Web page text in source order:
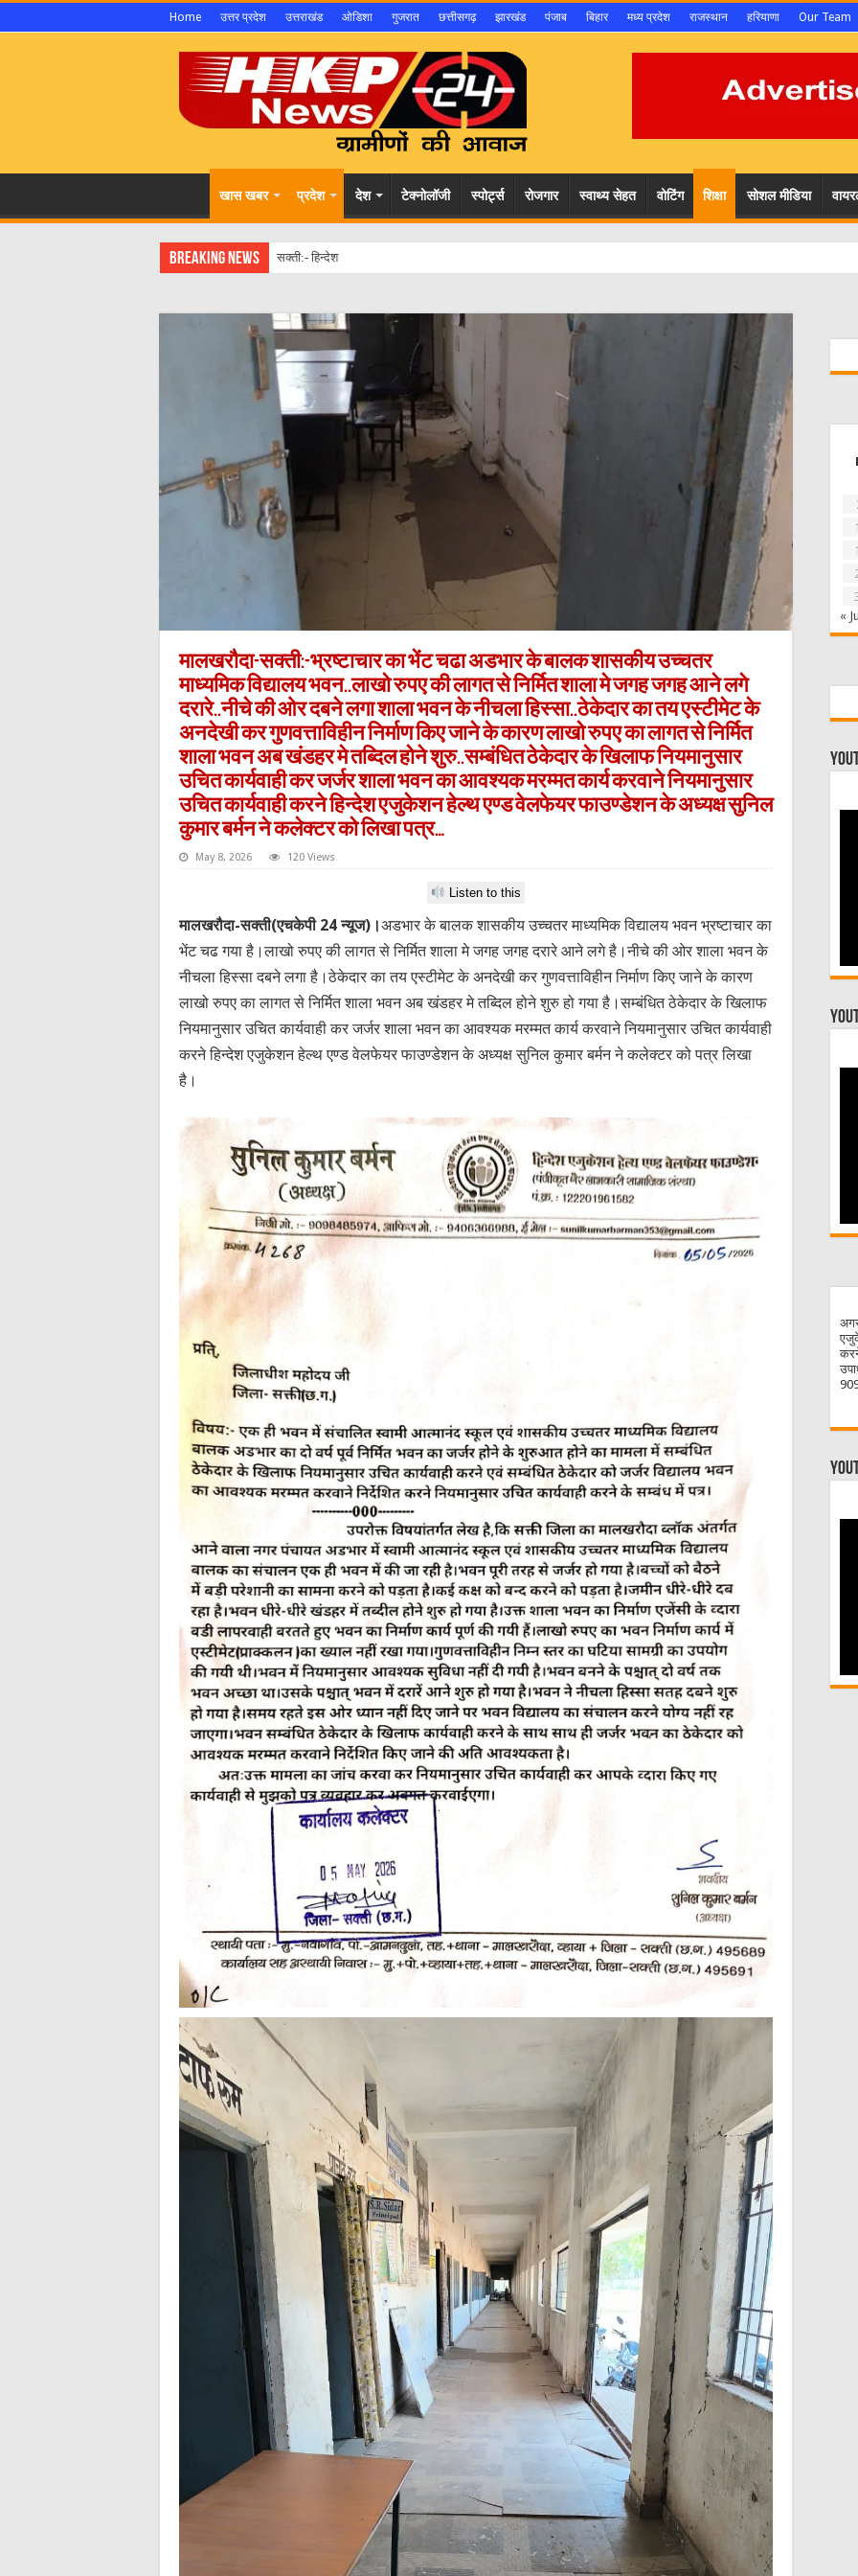
Home उत्तर प्रदेश उत्तराखंड ओडिशा गुजरात छत्तीसगढ़ झारखंड पंजाब बिहार मध्य प्रदेश राजस्थान हरियाणा Our Team
खास खबर प्रदेश देश टेक्नोलॉजी स्पोर्ट्स रोजगार स्वाथ्य सेहत वोटिंग शिक्षा सोशल मीडिया
Breaking News सक्ती:- हिन्देश एजुकेशन हेल्थ एण्ड वेलफेयर फाउण्डेशन के अध्यक्ष सुनिल कुमार बर्मन ने लोक स्वास्थ्य एवं परिवार कल्याण विभाग म
मालखरौदा-सक्ती:-भ्रष्टाचार का भेंट चढा अडभार के बालक शासकीय उच्चतर
माध्यमिक विद्यालय भवन..लाखो रुपए की लागत से निर्मित शाला मे जगह जगह आने लगे
दरारे..नीचे की ओर दबने लगा शाला भवन के नीचला हिस्सा..ठेकेदार का तय एस्टीमेट के
अनदेखी कर गुणवत्ताविहीन निर्माण किए जाने के कारण लाखो रुपए का लागत से निर्मित
शाला भवन अब खंडहर मे तब्दिल होने शुरु..सम्बंधित ठेकेदार के खिलाफ नियमानुसार
उचित कार्यवाही कर जर्जर शाला भवन का आवश्यक मरम्मत कार्य करवाने नियमानुसार
उचित कार्यवाही करने हिन्देश एजुकेशन हेल्थ एण्ड वेलफेयर फाउण्डेशन के अध्यक्ष सुनिल
कुमार बर्मन ने कलेक्टर को लिखा पत्र…
May 8, 2026 120 Views
Listen to this
मालखरौदा-सक्ती(एचकेपी 24 न्यूज)।अडभार के बालक शासकीय उच्चतर माध्यमिक विद्यालय भवन भ्रष्टाचार का
भेंट चढ गया है।लाखो रुपए की लागत से निर्मित शाला मे जगह जगह दरारे आने लगे है।नीचे की ओर शाला भवन के
नीचला हिस्सा दबने लगा है।ठेकेदार का तय एस्टीमेट के अनदेखी कर गुणवत्ताविहीन निर्माण किए जाने के कारण
लाखो रुपए का लागत से निर्मित शाला भवन अब खंडहर मे तब्दिल होने शुरु हो गया है।सम्बंधित ठेकेदार के खिलाफ
नियमानुसार उचित कार्यवाही कर जर्जर शाला भवन का आवश्यक मरम्मत कार्य करवाने नियमानुसार उचित कार्यवाही
करने हिन्देश एजुकेशन हेल्थ एण्ड वेलफेयर फाउण्डेशन के अध्यक्ष सुनिल कुमार बर्मन ने कलेक्टर को पत्र लिखा
है।
«